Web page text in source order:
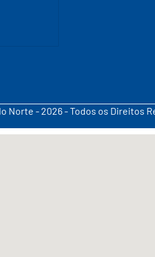
Norte - 2026 - Todos os Direitos